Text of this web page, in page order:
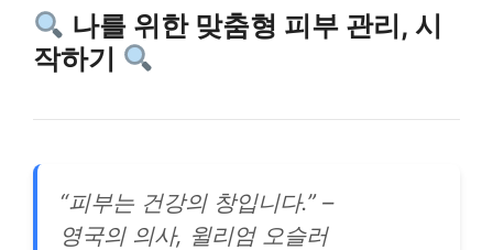
나를 위한 맞춤형 피부 관리, 시
작하기
“피부는 건강의 창입니다.” –
영국의 의사, 윌리엄 오슬러